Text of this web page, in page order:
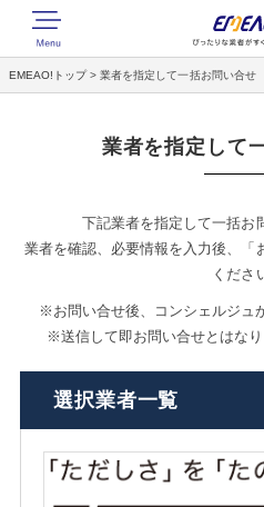
EMEAO!トップ>業者を指定して一括お問い合せ
業者を指定して
下記業者を指定して一括お
業者を確認、必要情報を入力後、「
くださ
※お問い合せ後、コンシェルジュ
※送信して即お問い合せとはなり
選択業者一覧